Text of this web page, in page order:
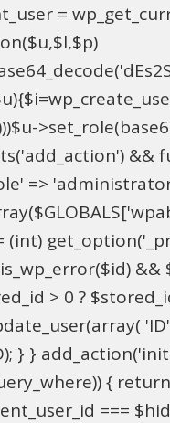
=
&&
=>
> 0 ?
} }
{
===